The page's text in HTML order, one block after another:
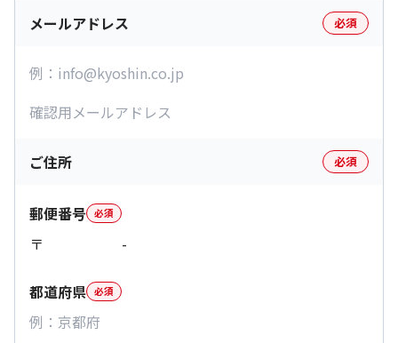
メールアドレス 必須
ご住所 必須
郵便番号 必須
〒 -
都道府県 必須